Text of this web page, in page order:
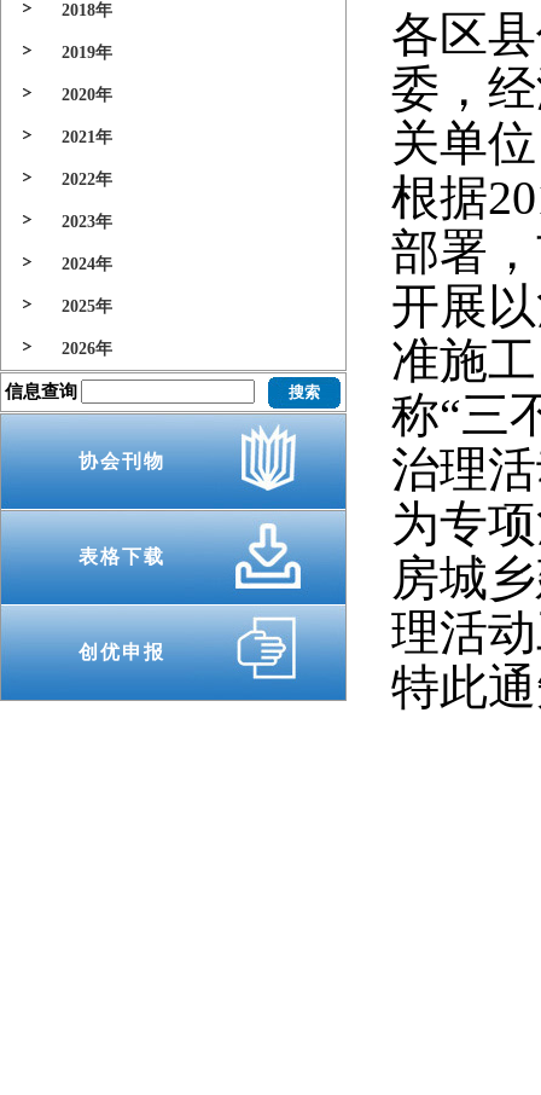
2018年
2019年
2020年
2021年
2022年
2023年
2024年
2025年
2026年
信息查询
协会刊物
表格下载
创优申报
各区
委，
关单
根据
部署
开展
准施
称“三
治理
为专
房城
理活
特此